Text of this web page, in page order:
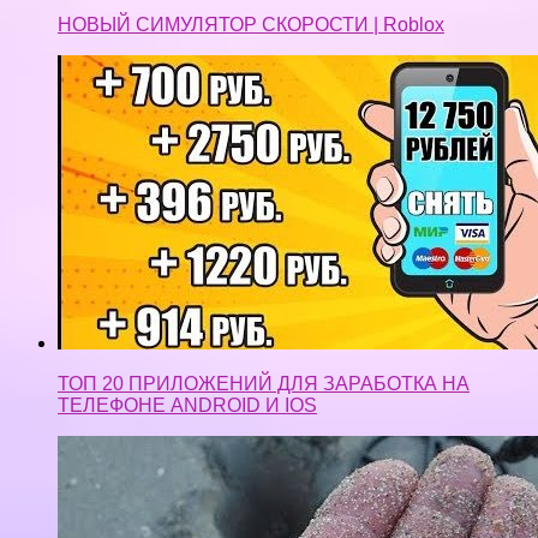
НОВЫЙ СИМУЛЯТОР СКОРОСТИ | Roblox
ТОП 20 ПРИЛОЖЕНИЙ ДЛЯ ЗАРАБОТКА НА
ТЕЛЕФОНЕ ANDROID И IOS